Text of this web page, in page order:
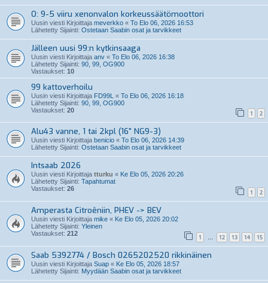
O: 9-5 viiru xenonvalon korkeussäätömoottori
Uusin viesti Kirjoittaja meverkko « To Elo 06, 2026 16:53
Lähetetty Sijainti: Ostetaan Saabin osat ja tarvikkeet
Jälleen uusi 99:n kytkinsaaga
Uusin viesti Kirjoittaja anv « To Elo 06, 2026 16:38
Lähetetty Sijainti: 90, 99, OG900
Vastaukset: 10
99 kattoverhoilu
Uusin viesti Kirjoittaja FD99L « To Elo 06, 2026 16:18
Lähetetty Sijainti: 90, 99, OG900
Vastaukset: 20 1 2
Alu43 vanne, 1 tai 2kpl (16" NG9-3)
Uusin viesti Kirjoittaja benicio « To Elo 06, 2026 14:39
Lähetetty Sijainti: Ostetaan Saabin osat ja tarvikkeet
Intsaab 2026
Uusin viesti Kirjoittaja tturku « Ke Elo 05, 2026 20:26
Lähetetty Sijainti: Tapahtumat
Vastaukset: 26 1 2
Amperasta Citroêniin, PHEV -> BEV
Uusin viesti Kirjoittaja mike « Ke Elo 05, 2026 20:02
Lähetetty Sijainti: Yleinen
Vastaukset: 212 1 … 12 13 14 15
Saab 5392774 / Bosch 0265202520 rikkinäinen
Uusin viesti Kirjoittaja Suap « Ke Elo 05, 2026 18:57
Lähetetty Sijainti: Myydään Saabin osat ja tarvikkeet